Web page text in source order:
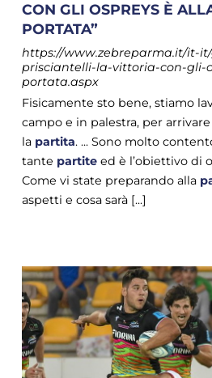
CON GLI OSPREYS È
PORTATA”
https://www.zebreparma.it/it-
prisciantelli-la-vittoria-con-gli-
portata.aspx
Fisicamente sto bene, stiamo
campo e in palestra, per
la partita. ... Sono molto
tante partiteed è l’obiettivo di
Come vi state preparando alla
aspetti e cosa sarà [...]